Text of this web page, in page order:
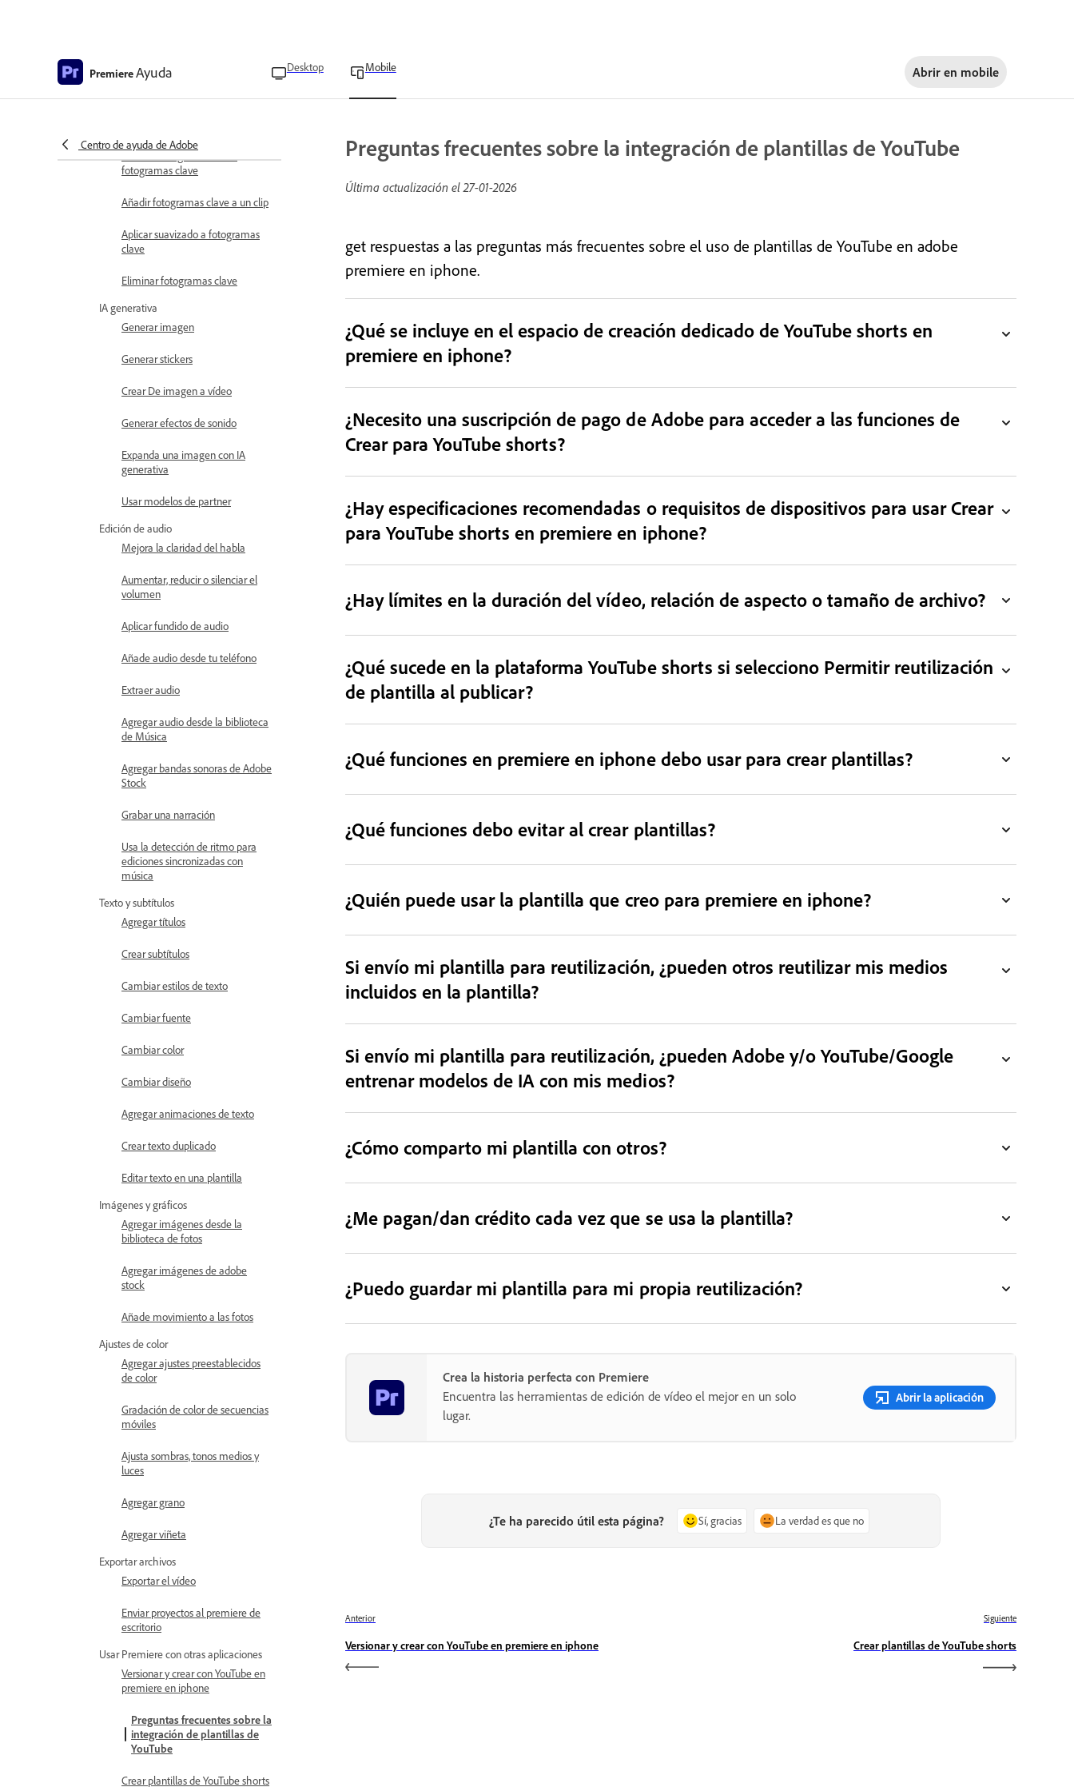
PremiereAyuda Desktop Mobile Abrir en mobile
Centro de ayuda de Adobe
Información general sobre
fotogramas clave
Añadir fotogramas clave a un clip
Aplicar suavizado a fotogramas
clave
Eliminar fotogramas clave
IA generativa
Generar imagen
Generar stickers
Crear De imagen a vídeo
Generar efectos de sonido
Expanda una imagen con IA
generativa
Usar modelos de partner
Edición de audio
Mejora la claridad del habla
Aumentar, reducir o silenciar el
volumen
Aplicar fundido de audio
Añade audio desde tu teléfono
Extraer audio
Agregar audio desde la biblioteca
de Música
Agregar bandas sonoras de Adobe
Stock
Grabar una narración
Usa la detección de ritmo para
ediciones sincronizadas con
música
Texto y subtítulos
Agregar títulos
Crear subtítulos
Cambiar estilos de texto
Cambiar fuente
Cambiar color
Cambiar diseño
Agregar animaciones de texto
Crear texto duplicado
Editar texto en una plantilla
Imágenes y gráficos
Agregar imágenes desde la
biblioteca de fotos
Agregar imágenes de adobe
stock
Añade movimiento a las fotos
Ajustes de color
Agregar ajustes preestablecidos
de color
Gradación de color de secuencias
móviles
Ajusta sombras, tonos medios y
luces
Agregar grano
Agregar viñeta
Exportar archivos
Exportar el vídeo
Enviar proyectos al premiere de
escritorio
Usar Premiere con otras aplicaciones
Versionar y crear con YouTube en
premiere en iphone
Preguntas frecuentes sobre la
integración de plantillas de
YouTube
Crear plantillas de YouTube shorts
Preguntas frecuentes sobre la integración de plantillas de YouTube
Última actualización el27-01-2026
get respuestas a las preguntas más frecuentes sobre el uso de plantillas de YouTube en adobe
premiere en iphone.
¿Qué se incluye en el espacio de creación dedicado de YouTube shorts en
premiere en iphone?
¿Necesito una suscripción de pago de Adobe para acceder a las funciones de
Crear para YouTube shorts?
¿Hay especificaciones recomendadas o requisitos de dispositivos para usar Crear
para YouTube shorts en premiere en iphone?
¿Hay límites en la duración del vídeo, relación de aspecto o tamaño de archivo?
¿Qué sucede en la plataforma YouTube shorts si selecciono Permitir reutilización
de plantilla al publicar?
¿Qué funciones en premiere en iphone debo usar para crear plantillas?
¿Qué funciones debo evitar al crear plantillas?
¿Quién puede usar la plantilla que creo para premiere en iphone?
Si envío mi plantilla para reutilización, ¿pueden otros reutilizar mis medios
incluidos en la plantilla?
Si envío mi plantilla para reutilización, ¿pueden Adobe y/o YouTube/Google
entrenar modelos de IA con mis medios?
¿Cómo comparto mi plantilla con otros?
¿Me pagan/dan crédito cada vez que se usa la plantilla?
¿Puedo guardar mi plantilla para mi propia reutilización?
Crea la historia perfecta con Premiere
Encuentra las herramientas de edición de vídeo el mejor en un solo
lugar.
Abrir la aplicación
¿Te ha parecido útil esta página? Sí, gracias La verdad es que no
Anterior
Versionar y crear con YouTube en premiere en iphone
Siguiente
Crear plantillas de YouTube shorts